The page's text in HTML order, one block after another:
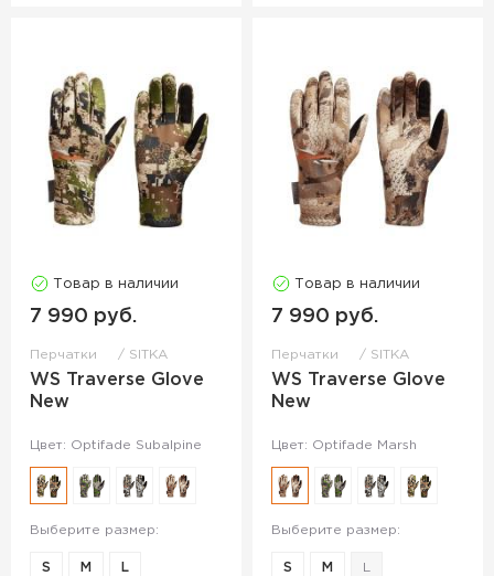
Товар в наличии
7 990 руб.
Перчатки SITKA
WS Traverse Glove
New
Цвет: Optifade Subalpine
Выберите размер:
S M L
Товар в наличии
7 990 руб.
Перчатки SITKA
WS Traverse Glove
New
Цвет: Optifade Marsh
Выберите размер:
S M